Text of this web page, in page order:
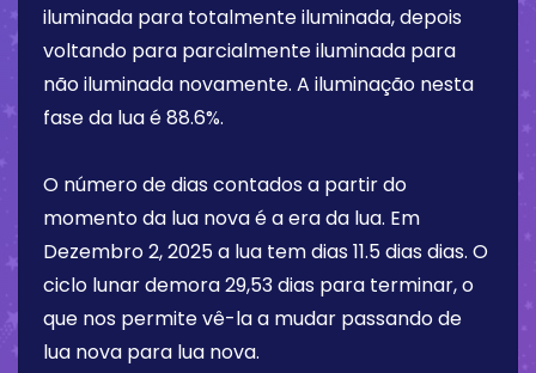
iluminada para totalmente iluminada, depois
voltando para parcialmente iluminada para
não iluminada novamente. A iluminação nesta
fase da lua é88.6%.
O número de dias contados a partir do
momento da lua nova é a era da lua. Em
Dezembro 2, 2025a lua tem dias 11.5 dias dias. O
ciclo lunar demora 29,53 dias para terminar, o
que nos permite vê-la a mudar passando de
lua nova para lua nova.